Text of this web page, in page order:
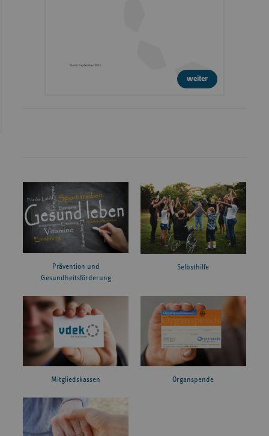
weiter
Prävention und
Gesundheitsförderung
Selbsthilfe
Mitgliedskassen Organspende